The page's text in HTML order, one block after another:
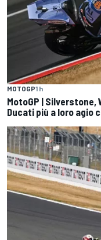
MOTOGP1 h
MotoGP | Silverstone,
Ducati più a loro agio